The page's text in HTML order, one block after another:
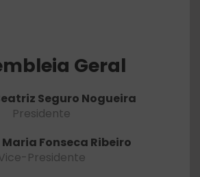
Contactos
Geral
Seguro Nogueira
Presidente
Fonseca Ribeiro
Presidente